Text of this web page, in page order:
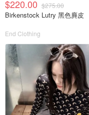
$220.00 $275.00
Birkenstock Lutry 黑色麂皮
End Clothing